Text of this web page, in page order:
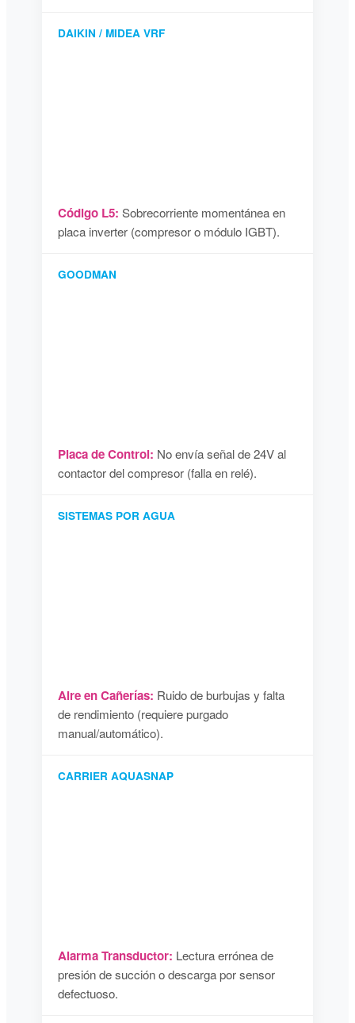
DAIKIN / MIDEA VRF
Código L5: Sobrecorriente momentánea en
placa inverter (compresor o módulo IGBT).
GOODMAN
Placa de Control: No envía señal de 24V al
contactor del compresor (falla en relé).
SISTEMAS POR AGUA
Aire en Cañerías: Ruido de burbujas y falta
de rendimiento (requiere purgado
manual/automático).
CARRIER AQUASNAP
Alarma Transductor: Lectura errónea de
presión de succión o descarga por sensor
defectuoso.